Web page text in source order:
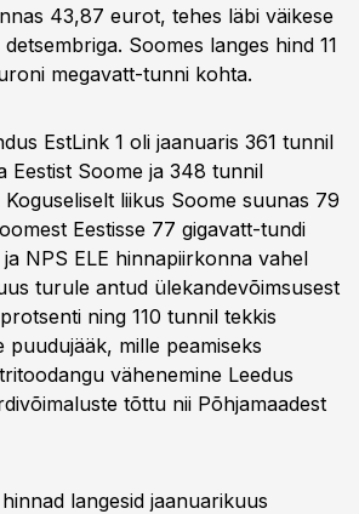
43,87 eurot, tehes läbi väikese
Soomes langes hind 11
megavatt-tunni kohta.
EstLink 1 oli jaanuaris 361 tunnil
Eestist Soome ja 348 tunnil
Koguseliselt liikus Soome suunas 79
Eestisse 77 gigavatt-tundi
NPS ELE hinnapiirkonna vahel
turule antud ülekandevõimsusest
ning 110 tunnil tekkis
puudujääk, mille peamiseks
vähenemine Leedus
tõttu nii Põhjamaadest
langesid jaanuarikuus